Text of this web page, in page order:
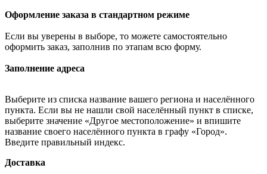
Оформление заказа в стандартном режиме
Если вы уверены в выборе, то можете самостоятельно
оформить заказ, заполнив по этапам всю форму.
Заполнение адреса
Выберите из списка название вашего региона и населённого
пункта. Если вы не нашли свой населённый пункт в списке,
выберите значение «Другое местоположение» и впишите
название своего населённого пункта в графу «Город».
Введите правильный индекс.
Доставка